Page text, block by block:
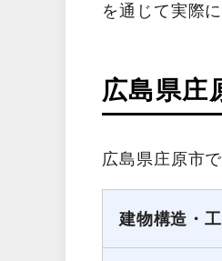
を通じて実際
広島県庄
広島県庄原市
建物構造・